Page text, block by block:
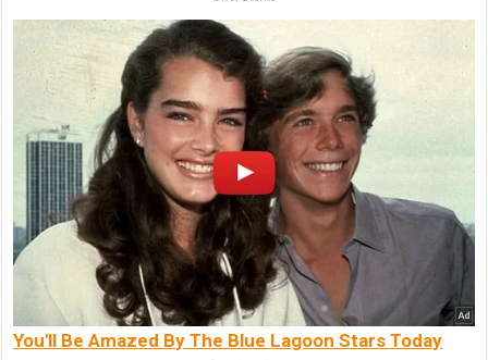
You'll Be Amazed By The Blue Lagoon Stars Today